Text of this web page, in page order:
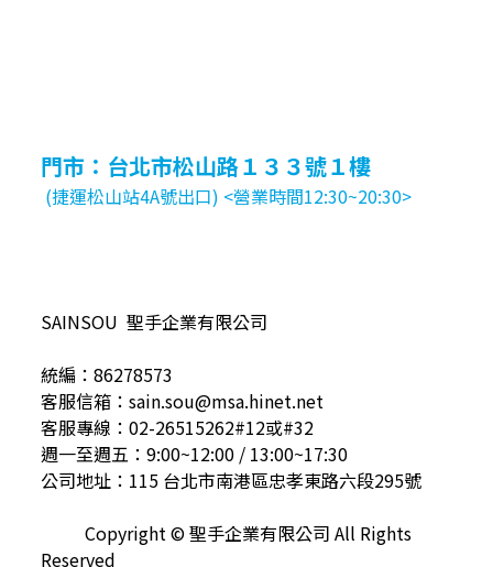
門市：台北市松山路１３３號１樓
(捷運松山站4A號出口) <營業時間12:30~20:30>
SAINSOU 聖手企業有限公司
統編：86278573
客服信箱：sain.sou@msa.hinet.net
客服專線：02-26515262#12或#32
週一至週五：9:00~12:00 / 13:00~17:30
公司地址：115 台北市南港區忠孝東路六段295號
Copyright © 聖手企業有限公司 All Rights
Reserved